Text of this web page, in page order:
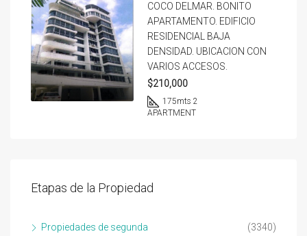
COCO DELMAR. BONITO
APARTAMENTO. EDIFICIO
RESIDENCIAL BAJA
DENSIDAD. UBICACION CON
VARIOS ACCESOS.
$210,000
175mts 2
APARTMENT
Etapas de la Propiedad
Propiedades de segunda (3340)